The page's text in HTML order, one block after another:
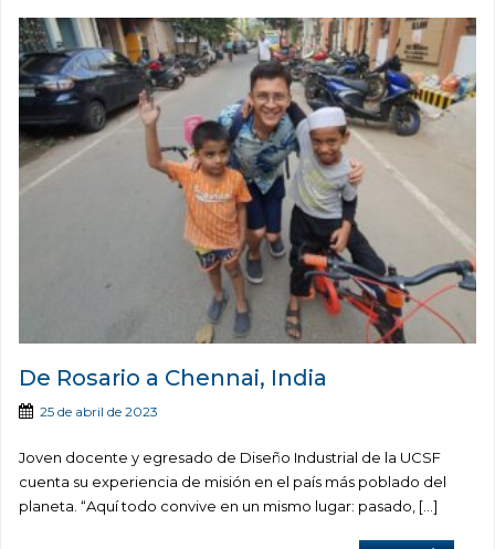
De Rosario a Chennai, India
25 de abril de 2023
Joven docente y egresado de Diseño Industrial de la UCSF
cuenta su experiencia de misión en el país más poblado del
planeta. “Aquí todo convive en un mismo lugar: pasado, […]